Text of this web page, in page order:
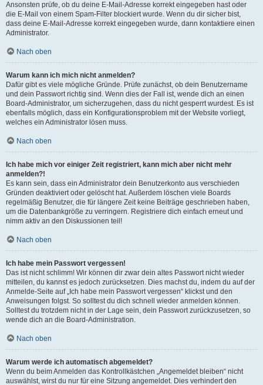
Ansonsten prüfe, ob du deine E-Mail-Adresse korrekt eingegeben hast oder
die E-Mail von einem Spam-Filter blockiert wurde. Wenn du dir sicher bist,
dass deine E-Mail-Adresse korrekt eingegeben wurde, dann kontaktiere einen
Administrator.
Nach oben
Warum kann ich mich nicht anmelden?
Dafür gibt es viele mögliche Gründe. Prüfe zunächst, ob dein Benutzername
und dein Passwort richtig sind. Wenn dies der Fall ist, wende dich an einen
Board-Administrator, um sicherzugehen, dass du nicht gesperrt wurdest. Es ist
ebenfalls möglich, dass ein Konfigurationsproblem mit der Website vorliegt,
welches ein Administrator lösen muss.
Nach oben
Ich habe mich vor einiger Zeit registriert, kann mich aber nicht mehr
anmelden?!
Es kann sein, dass ein Administrator dein Benutzerkonto aus verschieden
Gründen deaktiviert oder gelöscht hat. Außerdem löschen viele Boards
regelmäßig Benutzer, die für längere Zeit keine Beiträge geschrieben haben,
um die Datenbankgröße zu verringern. Registriere dich einfach erneut und
nimm aktiv an den Diskussionen teil!
Nach oben
Ich habe mein Passwort vergessen!
Das ist nicht schlimm! Wir können dir zwar dein altes Passwort nicht wieder
mitteilen, du kannst es jedoch zurücksetzen. Dies machst du, indem du auf der
Anmelde-Seite auf „Ich habe mein Passwort vergessen“ klickst und den
Anweisungen folgst. So solltest du dich schnell wieder anmelden können.
Solltest du trotzdem nicht in der Lage sein, dein Passwort zurückzusetzen, so
wende dich an die Board-Administration.
Nach oben
Warum werde ich automatisch abgemeldet?
Wenn du beim Anmelden das Kontrollkästchen „Angemeldet bleiben“ nicht
auswählst, wirst du nur für eine Sitzung angemeldet. Dies verhindert den